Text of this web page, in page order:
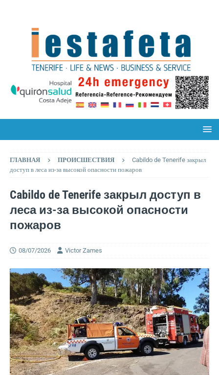
ГЛАВНАЯ ПРОИСШЕСТВИЯ
Cabildo de Tenerife закрыл
доступ в леса из-за высокой опасности пожаров
Cabildo de Tenerife закрыл доступ в
леса из-за высокой опасности
пожаров
08/07/2026 Victor Zames